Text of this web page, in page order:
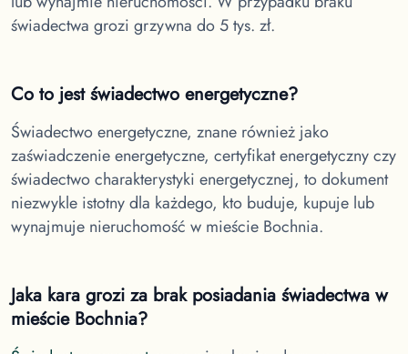
świadectwa grozi grzywna do 5 tys. zł.
Co to jest świadectwo energetyczne?
Świadectwo energetyczne, znane również jako
zaświadczenie energetyczne, certyfikat energetyczny czy
świadectwo charakterystyki energetycznej, to dokument
niezwykle istotny dla każdego, kto buduje, kupuje lub
wynajmuje nieruchomość w mieście Bochnia.
Jaka kara grozi za brak posiadania świadectwa w
mieście Bochnia?